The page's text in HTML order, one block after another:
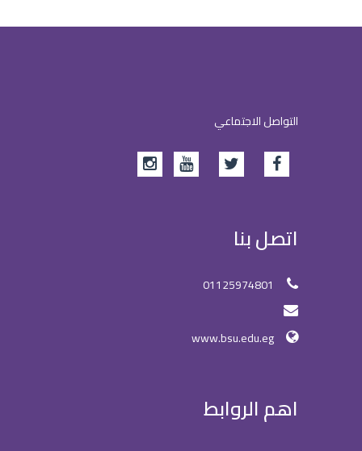
التواصل الاجتماعي
اتصل بنا
01125974801
www.bsu.edu.eg
اهم الروابط